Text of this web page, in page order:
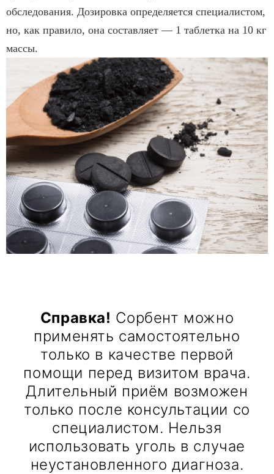
обследования. Дозировка определяется специалистом,
но, как правило, она составляет — 1 таблетка на 10 кг
массы.
Справка! Сорбент можно
применять самостоятельно
только в качестве первой
помощи перед визитом врача.
Длительный приём возможен
только после консультации со
специалистом. Нельзя
использовать уголь в случае
неустановленного диагноза.